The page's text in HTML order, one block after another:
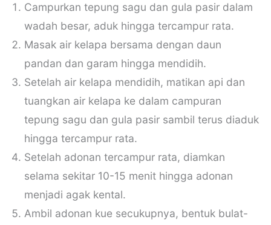
Campurkan tepung sagu dan gula pasir dalam
wadah besar, aduk hingga tercampur rata.
Masak air kelapa bersama dengan daun
pandan dan garam hingga mendidih.
Setelah air kelapa mendidih, matikan api dan
tuangkan air kelapa ke dalam campuran
tepung sagu dan gula pasir sambil terus diaduk
hingga tercampur rata.
Setelah adonan tercampur rata, diamkan
selama sekitar 10-15 menit hingga adonan
menjadi agak kental.
Ambil adonan kue secukupnya, bentuk bulat-